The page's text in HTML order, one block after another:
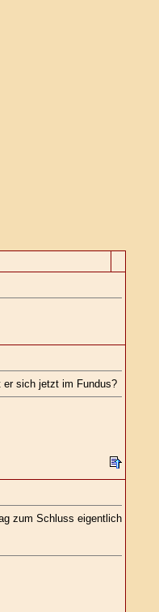
er sich jetzt im Fundus?
zum Schluss eigentlich